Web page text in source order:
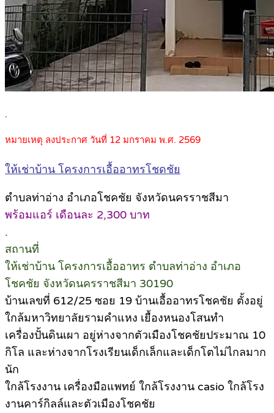
.
หมายเหตุ ลงประกาศ วันที่ 12 มกราคม พ.ศ. 2569
ให้เช่าบ้าน โครงการเอื้ออาทรโชดชัย
ตำบลท่าอ่าง อำเภอโชคชัย จังหวัดนครราชสีมา
พร้อมแอร์ เดือนละ 2,300 บาท
.
สถานที่
ให้เช่าบ้าน โครงการเอื้ออาทร ตำบลท่าอ่าง อำเภอ
โชคชัย จังหวัดนครราชสีมา 30190
บ้านเลขที่ 612/25 ซอย 19 บ้านเอื้ออาทรโชคชัย ตั้งอยู่
ใกล้มหาวิทยาลัยรามคำแหง เยื้องหนองโสนทำ
เครื่องปั้นดินเผา อยู่ห่างจากตัวเมืองโชคชัยประมาณ 10
กิโล และห่างจากโรงเรียนเด็กเล็กและเด็กโตไม่ไกลมาก
นัก
ใกล้โรงงาน เครื่องมือแพทย์ ใกล้โรงงาน casio ใกล้โรง
งานคาร์กิลล์และตัวเมืองโชคชัย